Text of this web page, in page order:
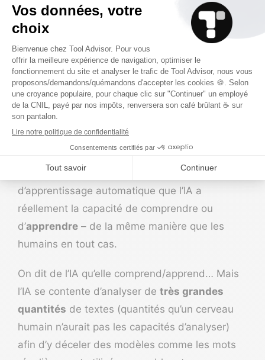
Comment l’apprentissage
automatique de l’IA
fonctionne-t-il ?
Soyons clairs : ce n’est pas parce que l’on parle
d’apprentissage automatique que l’IA a
réellement la capacité de comprendre ou
d’apprendre – de la même manière que les
humains en tout cas.
On dit de l’IA qu’elle comprend/apprend… Mais
l’IA se contente d’analyser de très grandes
quantités de textes (quantités qu’un cerveau
humain n’aurait pas les capacités d’analyser)
afin d’y déceler des modèles comme les mots